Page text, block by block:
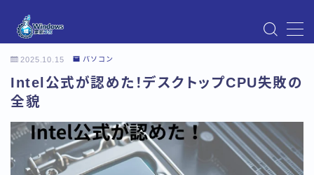
Instagram
Windows Updateの不具合・エラー対処法まとめ
【Windows11対応】
アクセス
お問い合わせ
デモプリセット記事 Part07
2025.10.15 パソコン
Intel公式が認めた！デスクトップCPU失敗の
全貌